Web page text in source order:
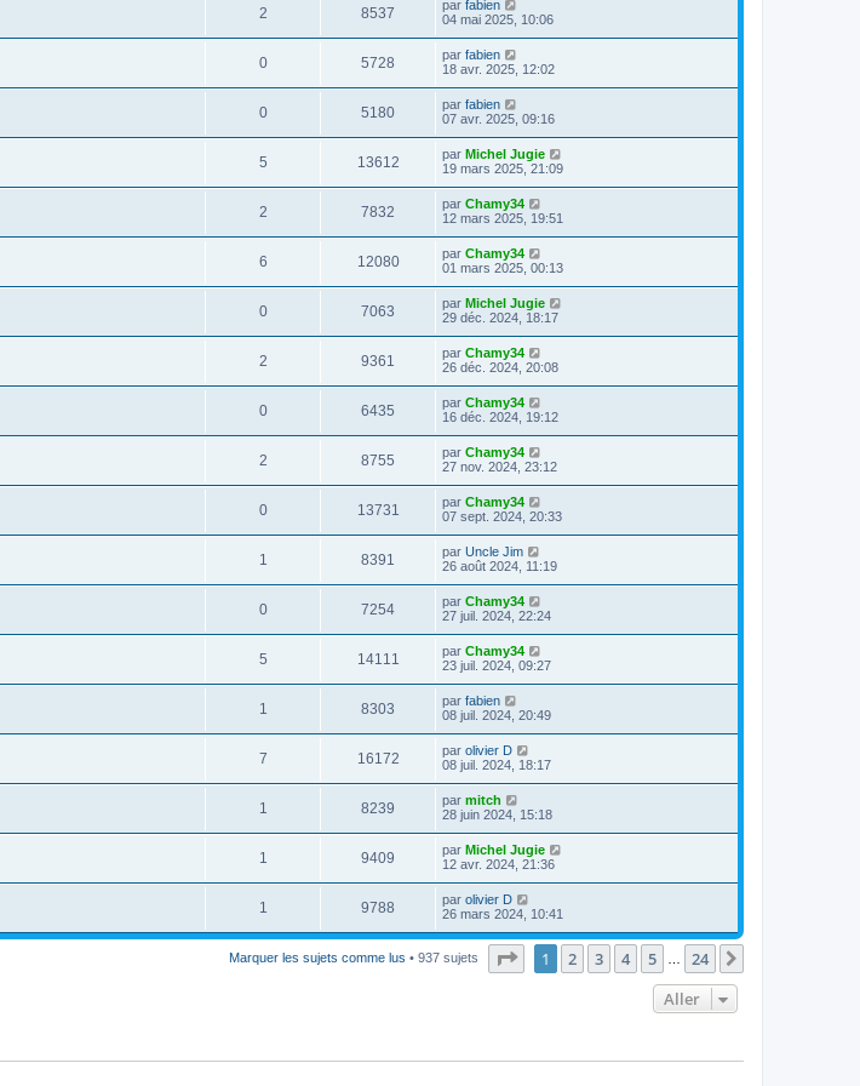
2 8537 par fabien
04 mai 2025, 10:06
0 5728 par fabien
18 avr. 2025, 12:02
0 5180 par fabien
07 avr. 2025, 09:16
5 13612 par Michel Jugie
19 mars 2025, 21:09
2 7832 par Chamy34
12 mars 2025, 19:51
6 12080 par Chamy34
01 mars 2025, 00:13
0 7063 par Michel Jugie
29 déc. 2024, 18:17
2 9361 par Chamy34
26 déc. 2024, 20:08
0 6435 par Chamy34
16 déc. 2024, 19:12
2 8755 par Chamy34
27 nov. 2024, 23:12
0 13731 par Chamy34
07 sept. 2024, 20:33
1 8391 par Uncle Jim
26 août 2024, 11:19
0 7254 par Chamy34
27 juil. 2024, 22:24
5 14111 par Chamy34
23 juil. 2024, 09:27
1 8303 par fabien
08 juil. 2024, 20:49
7 16172 par olivier D
08 juil. 2024, 18:17
1 8239 par mitch
28 juin 2024, 15:18
1 9409 par Michel Jugie
12 avr. 2024, 21:36
1 9788 par olivier D
26 mars 2024, 10:41
Marquer les sujets comme lus • 937 sujets Page sur24
1 2 3 4 5 24
Aller